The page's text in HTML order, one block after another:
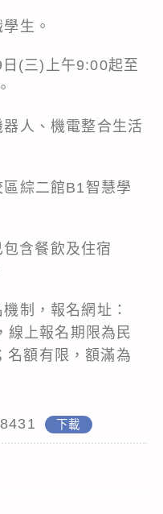
生。
(三)上午9:00起至
人、機電整合生活
綜二館B1智慧學
含餐飲及住宿
制，報名網址：
上報名期限為民
名額有限，額滿為
下載